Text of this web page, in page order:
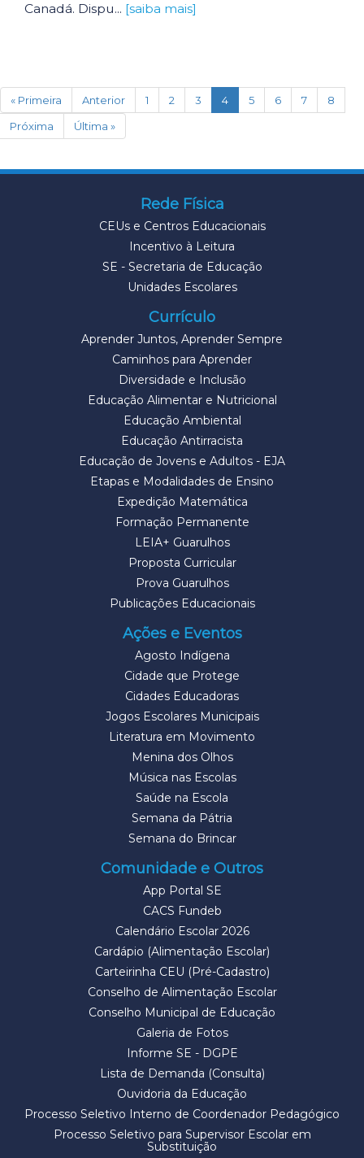
Canadá. Dispu... [saiba mais]
« Primeira Anterior 1 2 3 4(current)
5 6 7
8
Próxima
Última »
Rede Física
CEUs e Centros Educacionais
Incentivo à Leitura
SE - Secretaria de Educação
Unidades Escolares
Currículo
Aprender Juntos, Aprender Sempre
Caminhos para Aprender
Diversidade e Inclusão
Educação Alimentar e Nutricional
Educação Ambiental
Educação Antirracista
Educação de Jovens e Adultos - EJA
Etapas e Modalidades de Ensino
Expedição Matemática
Formação Permanente
LEIA+ Guarulhos
Proposta Curricular
Prova Guarulhos
Publicações Educacionais
Ações e Eventos
Agosto Indígena
Cidade que Protege
Cidades Educadoras
Jogos Escolares Municipais
Literatura em Movimento
Menina dos Olhos
Música nas Escolas
Saúde na Escola
Semana da Pátria
Semana do Brincar
Comunidade e Outros
App Portal SE
CACS Fundeb
Calendário Escolar 2026
Cardápio (Alimentação Escolar)
Carteirinha CEU (Pré-Cadastro)
Conselho de Alimentação Escolar
Conselho Municipal de Educação
Galeria de Fotos
Informe SE - DGPE
Lista de Demanda (Consulta)
Ouvidoria da Educação
Processo Seletivo Interno de Coordenador Pedagógico
Processo Seletivo para Supervisor Escolar em
Substituição